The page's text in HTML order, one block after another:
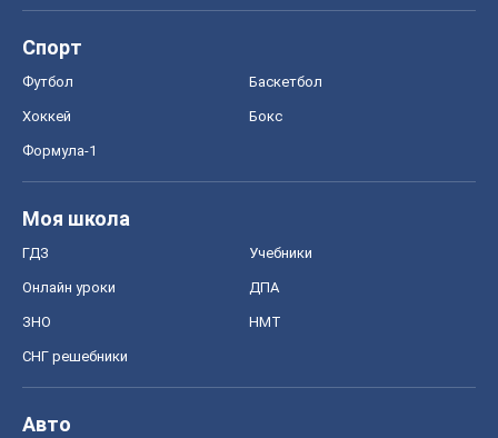
Спорт
Футбол Баскетбол
Хоккей Бокс
Формула-1
Моя школа
ГДЗ Учебники
Онлайн уроки ДПА
ЗНО НМТ
СНГ решебники
Авто